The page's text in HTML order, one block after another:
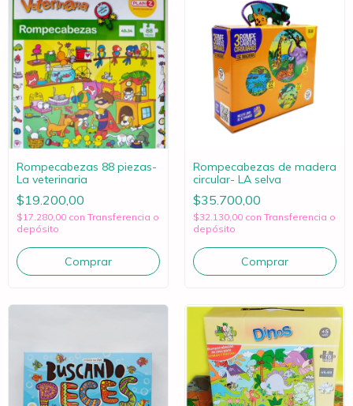
Rompecabezas 88 piezas-
La veterinaria
$19.200,00
$17.280,00 con Transferencia o
depósito
Rompecabezas de madera
circular- LA selva
$35.700,00
$32.130,00 con Transferencia o
depósito